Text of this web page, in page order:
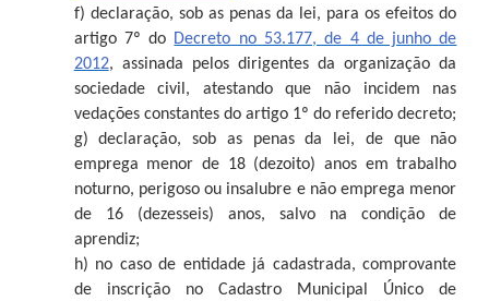
f) declaração, sob as penas da lei, para os efeitos do
artigo 7º do Decreto no 53.177, de 4 de junho de
2012, assinada pelos dirigentes da organização da
sociedade civil, atestando que não incidem nas
vedações constantes do artigo 1º do referido decreto;
g)declaração, sob as penas da lei, de que não
emprega menor de 18 (dezoito) anos em trabalho
noturno, perigoso ou insalubre e não emprega menor
de 16 (dezesseis) anos, salvo na condição de
aprendiz;
h) no caso de entidade já cadastrada, comprovante
de inscrição no Cadastro Municipal Único de